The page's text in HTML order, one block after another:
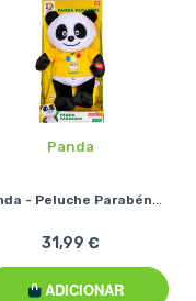
Panda
Panda - Peluche Parabéns II
31,99 €
ADICIONAR